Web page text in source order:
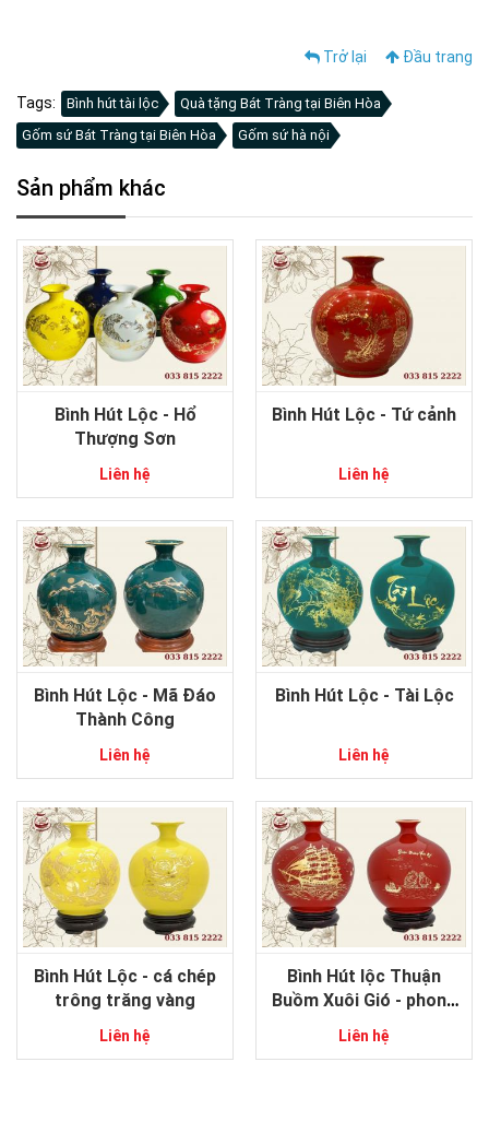
Trở lại Đầu trang
Tags: Bình hút tài lộc
Quà tặng Bát Tràng tại Biên Hòa
Gốm sứ Bát Tràng tại Biên Hòa
Gốm sứ hà nội
Sản phẩm khác
Bình Hút Lộc - Hổ
Thượng Sơn
Liên hệ
Bình Hút Lộc - Tứ cảnh
Liên hệ
Bình Hút Lộc - Mã Đáo
Thành Công
Liên hệ
Bình Hút Lộc - Tài Lộc
Liên hệ
Bình Hút Lộc - cá chép
trông trăng vàng
Liên hệ
Bình Hút lộc Thuận
Buồm Xuôi Gió - phong
thủy gốm sứ Bát Tràng
Liên hệ